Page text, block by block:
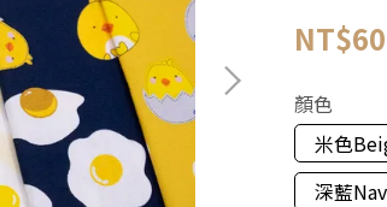
NT$60
顏色
米色
深藍